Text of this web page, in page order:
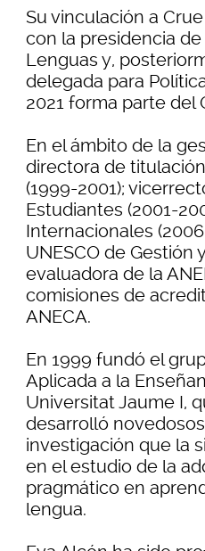
Su vinculación a
con la presidencia
Lenguas y,
delegada para
2021 forma parte del
En el ámbito de la
directora de
(1999-2001);
Estudiantes (2001-
Internacionales
UNESCO de Gestión
evaluadora de la
comisiones de
ANECA.
En 1999 fundó el
Aplicada a la
Universitat Jaume I,
desarrolló
investigación que la
en el estudio de la
pragmático en
lengua.